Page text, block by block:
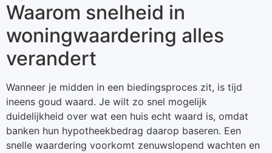
Waarom snelheid in
woningwaardering alles
verandert
Wanneer je midden in een biedingsproces zit, is tijd
ineens goud waard. Je wilt zo snel mogelijk
duidelijkheid over wat een huis echt waard is, omdat
banken hun hypotheekbedrag daarop baseren. Een
snelle waardering voorkomt zenuwslopend wachten en